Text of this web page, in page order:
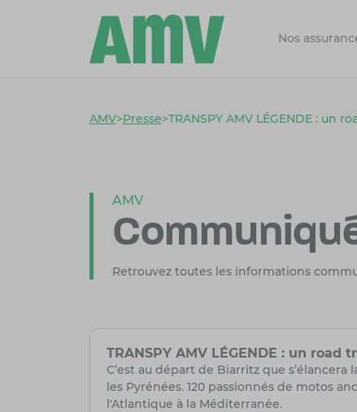
Nos
AMV>Presse>TRANSPY AMV LÉGENDE : un
AMV
Retrouvez toutes les informations
TRANSPY AMV LÉGENDE : un
C’est au départ de Biarritz que
les Pyrénées. 120 passionnés de motos
l'Atlantique à la Méditerranée.